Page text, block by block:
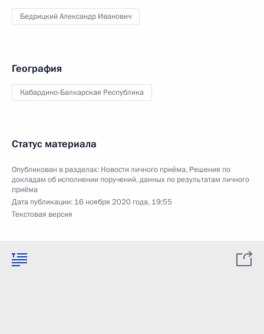
Бедрицкий Александр Иванович
География
Кабардино-Балкарская Республика
Статус материала
Опубликован в разделах: Новости личного приёма, Решения по
докладам об исполнении поручений, данных по результатам личного
приёма
Дата публикации: 16 ноября 2020 года, 19:55
Текстовая версия